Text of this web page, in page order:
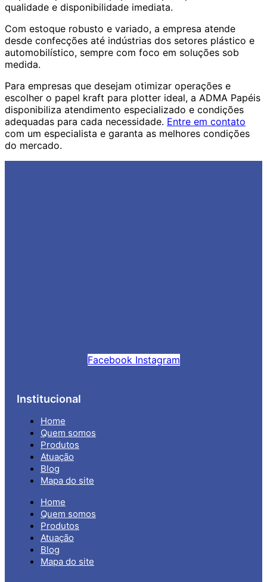
qualidade e disponibilidade imediata.
Com estoque robusto e variado, a empresa atende
desde confecções até indústrias dos setores plástico e
automobilístico, sempre com foco em soluções sob
medida.
Para empresas que desejam otimizar operações e
escolher o papel kraft para plotter ideal, a ADMA Papéis
disponibiliza atendimento especializado e condições
adequadas para cada necessidade. Entre em contato
com um especialista e garanta as melhores condições
do mercado.
Facebook Instagram
Institucional
Home
Quem somos
Produtos
Atuação
Blog
Mapa do site
Home
Quem somos
Produtos
Atuação
Blog
Mapa do site